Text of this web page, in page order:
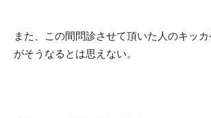
また、この間問診させて頂いた人のキッ
がそうなるとは思えない。